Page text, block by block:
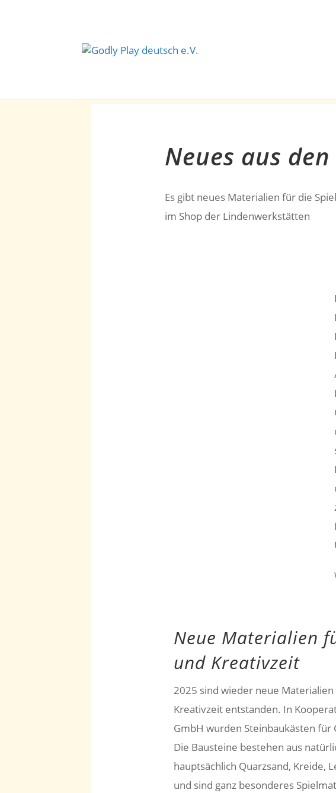
Neues aus
Es gibt neues Materialien für die
im Shop der Lindenwerkstätten
Neue Materialien
und Kreativzeit
2025 sind wieder neue Materialien
Kreativzeit entstanden. In
GmbH wurden Steinbaukästen
Die Bausteine bestehen aus
hauptsächlich Quarzsand, Kreide,
und sind ganz besonderes